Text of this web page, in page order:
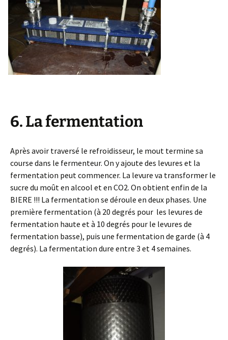
6. La fermentation
Après avoir traversé le refroidisseur, le mout termine sa
course dans le fermenteur. On y ajoute des levures et la
fermentation peut commencer. La levure va transformer le
sucre du moût en alcool et en CO2. On obtient enfin de la
BIERE !!! La fermentation se déroule en deux phases. Une
première fermentation (à 20 degrés pour les levures de
fermentation haute et à 10 degrés pour le levures de
fermentation basse), puis une fermentation de garde (à 4
degrés). La fermentation dure entre 3 et 4 semaines.